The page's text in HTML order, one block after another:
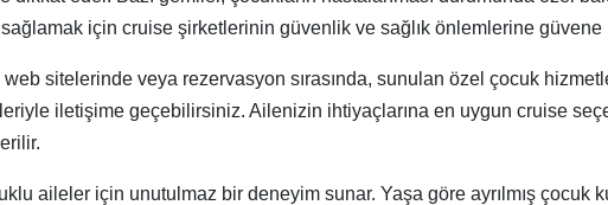
sağlamak için cruise şirketlerinin güvenlik ve sağlık önlemlerine güvene
sitelerinde veya rezervasyon sırasında, sunulan özel çocuk
iletişime geçebilirsiniz. Ailenizin ihtiyaçlarına en uygun cruise
aileler için unutulmaz bir deneyim sunar. Yaşa göre ayrılmış